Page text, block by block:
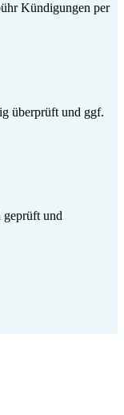
Kündigungen per
überprüft und ggf.
geprüft und